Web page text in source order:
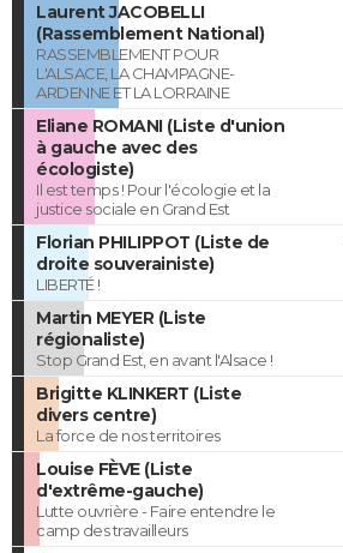
Laurent JACOBELLI
(Rassemblement National)
RASSEMBLEMENT POUR
L'ALSACE, LA CHAMPAGNE-
ARDENNE ET LA LORRAINE
Eliane ROMANI (Liste d'union
à gauche avec des
écologiste)
Il est temps ! Pour l'écologie et la
justice sociale en Grand Est
Florian PHILIPPOT (Liste de
droite souverainiste)
LIBERTÉ !
Martin MEYER (Liste
régionaliste)
Stop Grand Est, en avant l'Alsace !
Brigitte KLINKERT (Liste
divers centre)
La force de nos territoires
Louise FÈVE (Liste
d'extrême-gauche)
Lutte ouvrière - Faire entendre le
camp des travailleurs